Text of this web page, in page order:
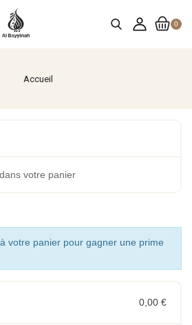
0
Accueil
votre panier
votre panier pour gagner une prime
0,00 €